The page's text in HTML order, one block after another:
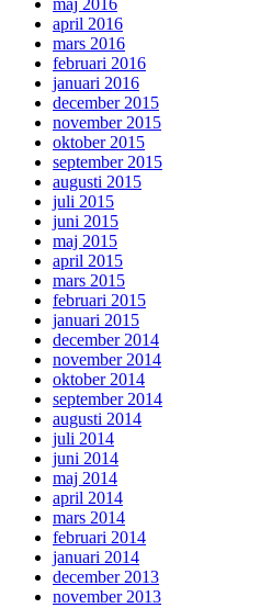
maj 2016
april 2016
mars 2016
februari 2016
januari 2016
december 2015
november 2015
oktober 2015
september 2015
augusti 2015
juli 2015
juni 2015
maj 2015
april 2015
mars 2015
februari 2015
januari 2015
december 2014
november 2014
oktober 2014
september 2014
augusti 2014
juli 2014
juni 2014
maj 2014
april 2014
mars 2014
februari 2014
januari 2014
december 2013
november 2013